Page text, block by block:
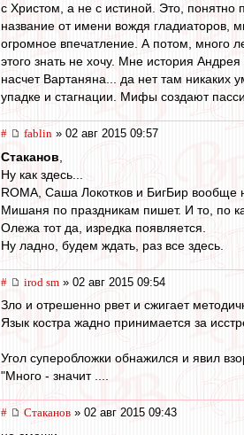
с Христом, а не с истиной. Это,
название от имени вождя гладиаторов,
огромное впечатление. А потом, много
этого знать не хочу. Мне история
насчет Вартаняна... да нет там
упадке и стагнации. Мифы создают
# fablin » 02 авг 2015 09:57
Cтаканов
Ну как здесь...
ROMA, Саша Локотков и БигБир вообще
Мишаня по праздникам пишет. И то, по
Олежа тот да, изредка появляется.
Ну ладно, будем ждать, раз все здесь.
# irod sm » 02 авг 2015 09:54
Зло и отрешенно рвет и сжигает
Язык костра жадно принимается за
Угол суперобложки обнажился и явил
"Много - значит ....
# Cтаканов » 02 авг 2015 09:43